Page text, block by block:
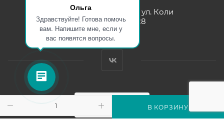
Ольга
Здравствуйте! Готова помочь
вам. Напишите мне, если у
вас появятся вопросы.
В КОРЗИНУ
г. Санкт-Петербург, ул. Коли
Томчака д. 28